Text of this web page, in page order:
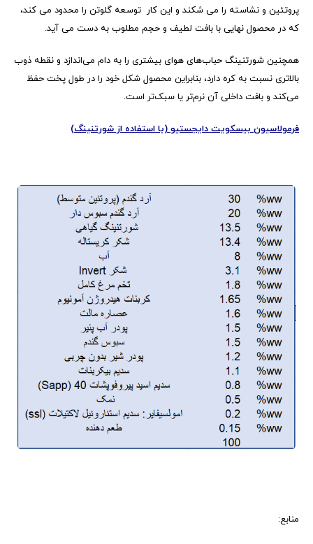
پروتئین و نشاسته را می شکند و این کار توسعه گلوتن را محدود می کند،
که در محصول نهایی با بافت لطیف و حجم مطلوب به دست می آید.
همچنین شورتنینگ حباب‌های هوای بیشتری را به دام می‌اندازد و نقطه ذوب
بالاتری نسبت به کره دارد، بنابراین محصول شکل خود را در طول پخت حفظ
می‌کند و بافت داخلی آن نرم‌تر یا سبک‌تر است.
فرمولاسیون بیسکویت دایجستیو (با استفاده از شورتنینگ)
منابع: